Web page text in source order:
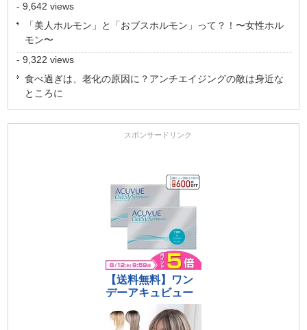
- 9,642 views
「美人ホルモン」と「おブスホルモン」って？！〜女性ホル
モン〜
- 9,322 views
食べ過ぎは、老化の原因に？アンチエイジングの敵は身近な
ところに
スポンサードリンク